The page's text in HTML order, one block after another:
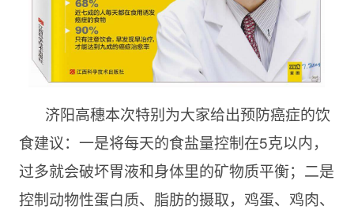
济阳高穗本次特别为大家给出预防癌症的饮
食建议：一是将每天的食盐量控制在5克以内，
过多就会破坏胃液和身体里的矿物质平衡；二是
控制动物性蛋白质、脂肪的摄取，鸡蛋、鸡肉、